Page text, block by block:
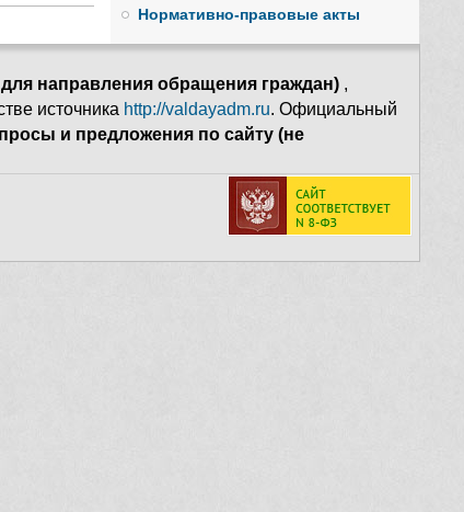
Нормативно-правовые акты
направления обращения граждан) ,
источника http://valdayadm.ru. Официальный
и предложения по сайту (не